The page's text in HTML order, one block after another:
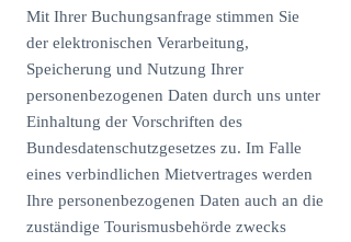
Mit Ihrer Buchungsanfrage stimmen Sie
der elektronischen Verarbeitung,
Speicherung und Nutzung Ihrer
personenbezogenen Daten durch uns unter
Einhaltung der Vorschriften des
Bundesdatenschutzgesetzes zu. Im Falle
eines verbindlichen Mietvertrages werden
Ihre personenbezogenen Daten auch an die
zuständige Tourismusbehörde zwecks